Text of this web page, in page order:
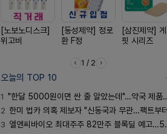
[노보노디스크]
위고비
[동성제약] 정로
환 F정
[삼진제약]
핏 시리즈
1 / 2
오늘의 TOP 10
1 "한달 5000원이면 싼 줄 알았는데"…약국 제품과 비교해보니
2 한미 법카 의혹 제보자 "신동국과 무관…팩트부터 따져야"
3 엘앤씨바이오 최대주주 82만주 블록딜 예고…500억 규모